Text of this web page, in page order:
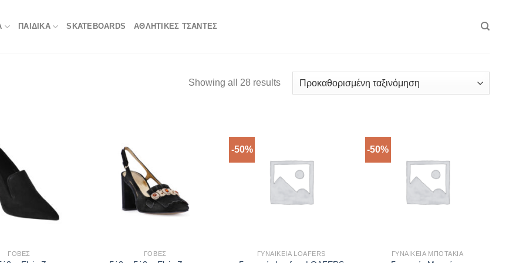
ΠΑΙΔΙΚΑ SKATEBOARDS ΑΘΛΗΤΙΚΈΣ ΤΣΆΝΤΕΣ
Showing all 28 results
ΓΌΒΕΣ ΓΌΒΕΣ
-50%
ΓΥΝΑΙΚΕΊΑ LOAFERS
-50%
ΓΥΝΑΙΚΕΊΑ ΜΠΟΤΆΚΙΑ